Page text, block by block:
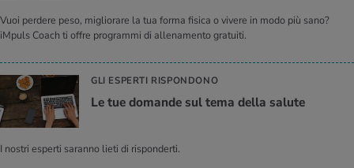
Vuoi perdere peso, migliorare la tua forma fisica o vivere in modo più sano?
iMpuls Coach ti offre programmi di allenamento gratuiti.
GLI ESPERTI RISPONDONO
Le tue do­man­de sul tema della sa­lu­te
I nostri esperti saranno lieti di risponderti.